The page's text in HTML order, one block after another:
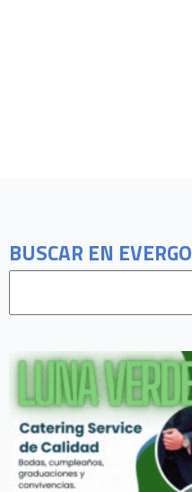
BUSCAR EN